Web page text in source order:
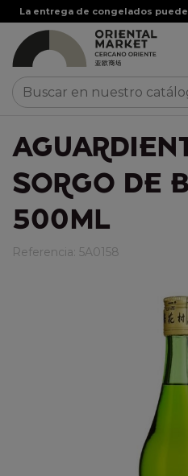
La entrega de congelados
SORGO DE
500ML
Referencia: 5A0158